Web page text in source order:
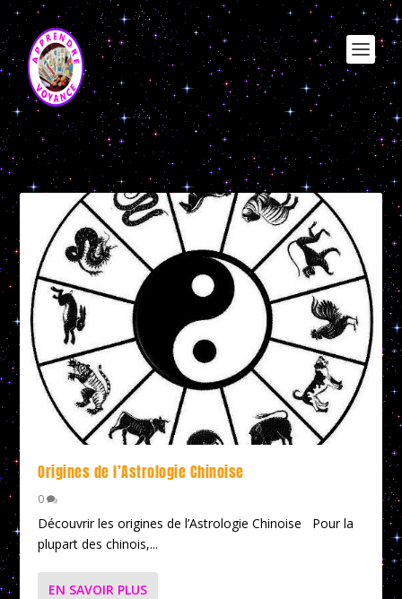
Étiquette :origine de l’astrologie
chinoise ?
Origines de l’Astrologie Chinoise
0
Découvrir les origines de l’Astrologie Chinoise Pour la
plupart des chinois,...
EN SAVOIR PLUS